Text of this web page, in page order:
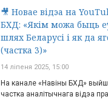
🎥 Новае відэа на
БХД: «Якім можа быць
шлях Беларусі і як да
(частка 3)»
14 ліпеня 2025, 15:00
На канале «Навіны БХД»
частка аналітычнага відэа